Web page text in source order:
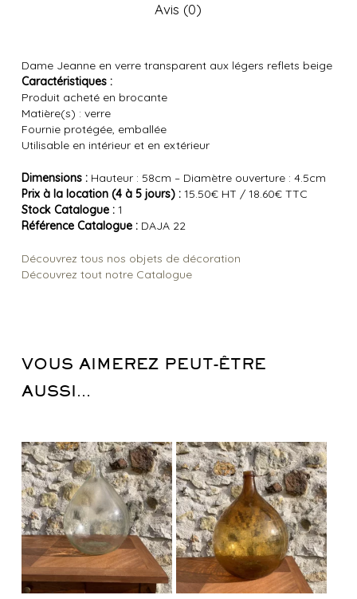
Avis (0)
Dame Jeanne en verre transparent aux légers reflets beige
Caractéristiques :
Produit acheté en brocante
Matière(s) : verre
Fournie protégée, emballée
Utilisable en intérieur et en extérieur
Dimensions :Hauteur : 58cm – Diamètre ouverture : 4.5cm
Prix à la location (4 à 5 jours) :15.50€ HT / 18.60€ TTC
Stock Catalogue :1
Référence Catalogue :DAJA 22
Découvrez tous nos objets de décoration
Découvrez tout notre Catalogue
VOUS AIMEREZ PEUT-ÊTRE
AUSSI…